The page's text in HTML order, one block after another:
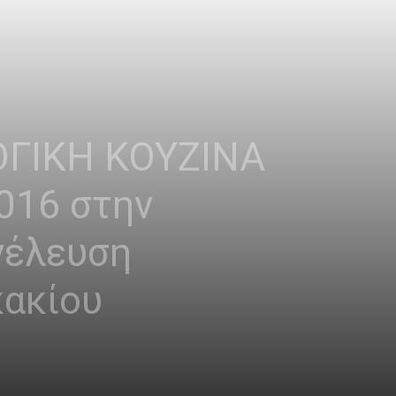
ΚΟΥΖΙΝΑ
στην